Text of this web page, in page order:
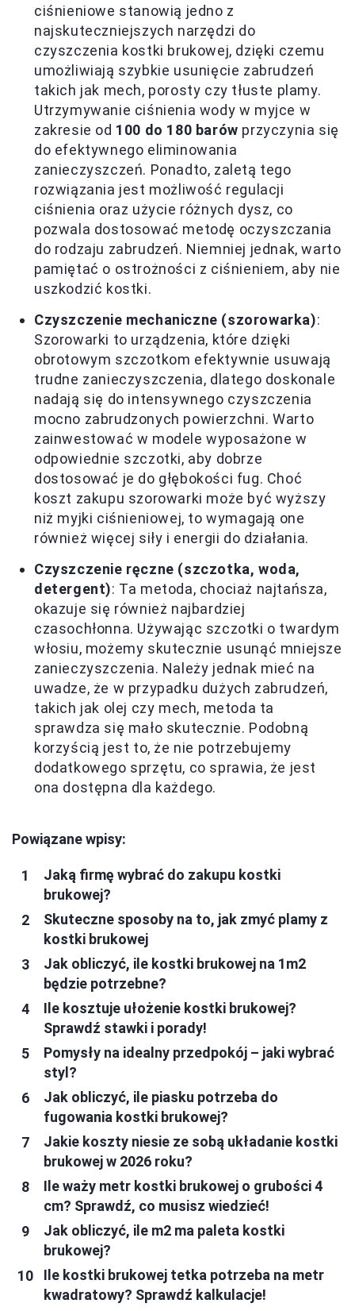
ciśnieniowe stanowią jedno z
najskuteczniejszych narzędzi do
czyszczenia kostki brukowej, dzięki czemu
umożliwiają szybkie usunięcie zabrudzeń
takich jak mech, porosty czy tłuste plamy.
Utrzymywanie ciśnienia wody w myjce w
zakresie od 100 do 180 barów przyczynia się
do efektywnego eliminowania
zanieczyszczeń. Ponadto, zaletą tego
rozwiązania jest możliwość regulacji
ciśnienia oraz użycie różnych dysz, co
pozwala dostosować metodę oczyszczania
do rodzaju zabrudzeń. Niemniej jednak, warto
pamiętać o ostrożności z ciśnieniem, aby nie
uszkodzić kostki.
Czyszczenie mechaniczne (szorowarka):
Szorowarki to urządzenia, które dzięki
obrotowym szczotkom efektywnie usuwają
trudne zanieczyszczenia, dlatego doskonale
nadają się do intensywnego czyszczenia
mocno zabrudzonych powierzchni. Warto
zainwestować w modele wyposażone w
odpowiednie szczotki, aby dobrze
dostosować je do głębokości fug. Choć
koszt zakupu szorowarki może być wyższy
niż myjki ciśnieniowej, to wymagają one
również więcej siły i energii do działania.
Czyszczenie ręczne (szczotka, woda,
detergent): Ta metoda, chociaż najtańsza,
okazuje się również najbardziej
czasochłonna. Używając szczotki o twardym
włosiu, możemy skutecznie usunąć mniejsze
zanieczyszczenia. Należy jednak mieć na
uwadze, że w przypadku dużych zabrudzeń,
takich jak olej czy mech, metoda ta
sprawdza się mało skutecznie. Podobną
korzyścią jest to, że nie potrzebujemy
dodatkowego sprzętu, co sprawia, że jest
ona dostępna dla każdego.
Powiązane wpisy:
Jaką firmę wybrać do zakupu kostki
brukowej?
Skuteczne sposoby na to, jak zmyć plamy z
kostki brukowej
Jak obliczyć, ile kostki brukowej na 1m2
będzie potrzebne?
Ile kosztuje ułożenie kostki brukowej?
Sprawdź stawki i porady!
Pomysły na idealny przedpokój – jaki wybrać
styl?
Jak obliczyć, ile piasku potrzeba do
fugowania kostki brukowej?
Jakie koszty niesie ze sobą układanie kostki
brukowej w 2026 roku?
Ile waży metr kostki brukowej o grubości 4
cm? Sprawdź, co musisz wiedzieć!
Jak obliczyć, ile m2 ma paleta kostki
brukowej?
Ile kostki brukowej tetka potrzeba na metr
kwadratowy? Sprawdź kalkulacje!